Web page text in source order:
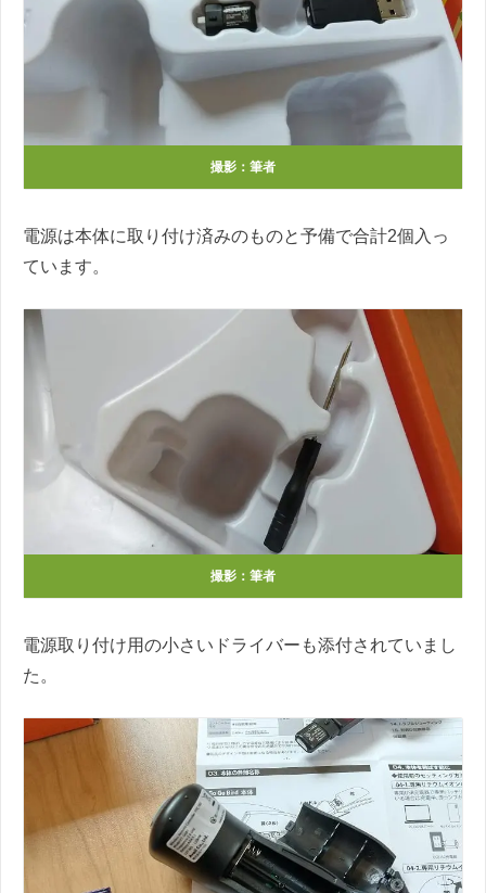
撮影：筆者
電源は本体に取り付け済みのものと予備で合計2個入っ
ています。
撮影：筆者
電源取り付け用の小さいドライバーも添付されていまし
た。